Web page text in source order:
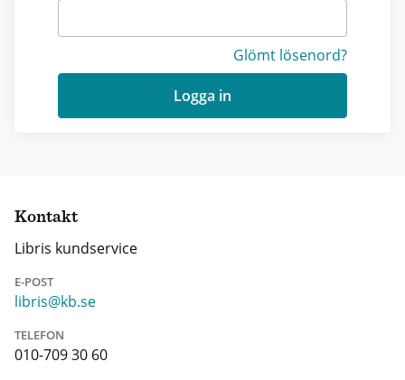
Glömt lösenord?
Logga in
Kontakt
Libris kundservice
E-POST
libris@kb.se
TELEFON
010-709 30 60